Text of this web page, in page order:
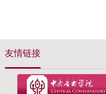
友情链接